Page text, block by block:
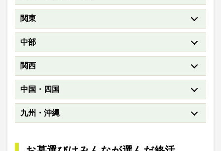
関東
中部
関西
中国・四国
九州・沖縄